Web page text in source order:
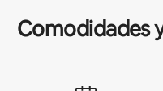
Comodidades